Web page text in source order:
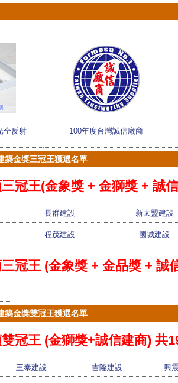
全反射
100年度台灣誠信廠商
築金獎三冠王獲選名單
冠王(金象獎 + 金獅獎 + 誠
長群建設 新太盟建設
程茂建設 國城建設
冠王 (金象獎 + 金品獎 + 誠
築金獎雙冠王獲選名單
冠王 (金獅獎+誠信建商) 共
王泰建設 吉隆建設 興